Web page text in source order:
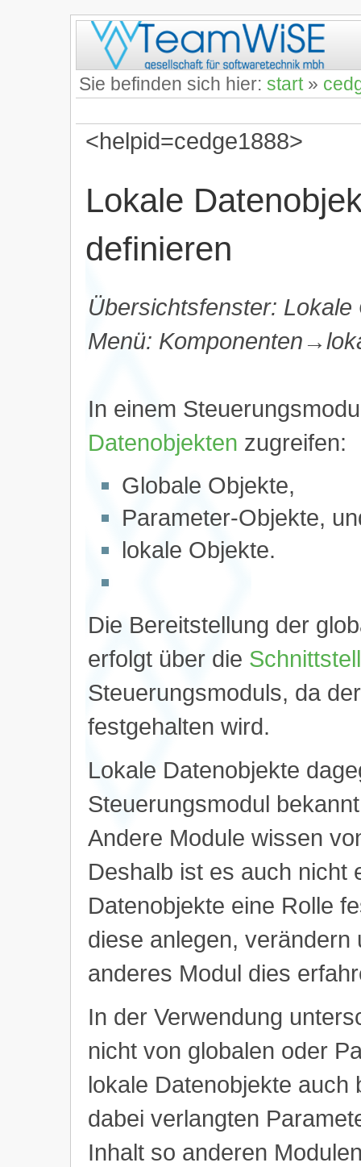
Sie befinden sich hier: start»
<helpid=cedge1888>
Lokale
definieren
Übersichtsfenster: Lokale
Menü:
In einem
Datenobjekten zugreifen:
Globale Objekte,
Parameter-Objekte,
lokale Objekte.
Die Bereitstellung der
erfolgt über die
Steuerungsmoduls, da
festgehalten wird.
Lokale Datenobjekte
Steuerungsmodul
Andere Module wissen
Deshalb ist es auch nicht
Datenobjekte eine Rolle
diese anlegen,
anderes Modul dies
In der Verwendung
nicht von globalen oder
lokale Datenobjekte auch
dabei verlangten
Inhalt so anderen